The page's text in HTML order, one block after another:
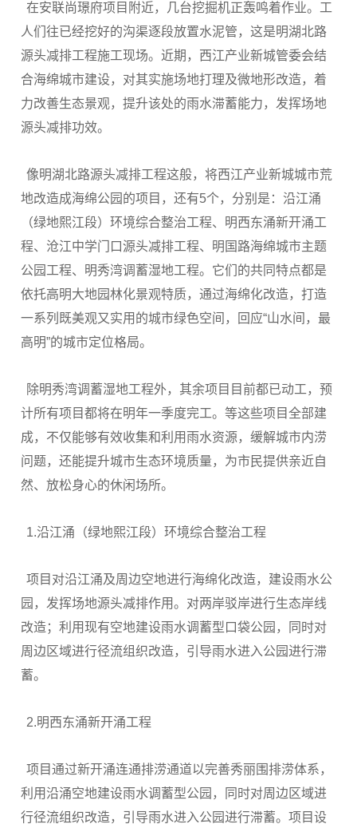
在安联尚璟府项目附近，几台挖掘机正轰鸣着作业。工
人们往已经挖好的沟渠逐段放置水泥管，这是明湖北路
源头减排工程施工现场。近期，西江产业新城管委会结
合海绵城市建设，对其实施场地打理及微地形改造，着
力改善生态景观，提升该处的雨水滞蓄能力，发挥场地
源头减排功效。
像明湖北路源头减排工程这般，将西江产业新城城市荒
地改造成海绵公园的项目，还有5个，分别是：沿江涌
（绿地熙江段）环境综合整治工程、明西东涌新开涌工
程、沧江中学门口源头减排工程、明国路海绵城市主题
公园工程、明秀湾调蓄湿地工程。它们的共同特点都是
依托高明大地园林化景观特质，通过海绵化改造，打造
一系列既美观又实用的城市绿色空间，回应“山水间，最
高明”的城市定位格局。
除明秀湾调蓄湿地工程外，其余项目目前都已动工，预
计所有项目都将在明年一季度完工。等这些项目全部建
成，不仅能够有效收集和利用雨水资源，缓解城市内涝
问题，还能提升城市生态环境质量，为市民提供亲近自
然、放松身心的休闲场所。
1.沿江涌（绿地熙江段）环境综合整治工程
项目对沿江涌及周边空地进行海绵化改造，建设雨水公
园，发挥场地源头减排作用。对两岸驳岸进行生态岸线
改造；利用现有空地建设雨水调蓄型口袋公园，同时对
周边区域进行径流组织改造，引导雨水进入公园进行滞
蓄。
2.明西东涌新开涌工程
项目通过新开涌连通排涝通道以完善秀丽围排涝体系，
利用沿涌空地建设雨水调蓄型公园，同时对周边区域进
行径流组织改造，引导雨水进入公园进行滞蓄。项目设